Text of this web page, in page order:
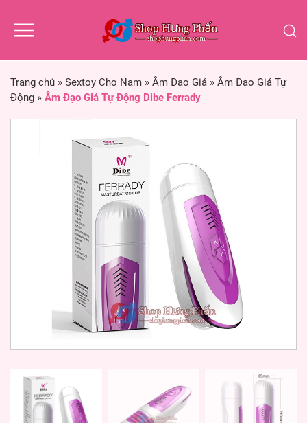
Trang chủ » Sextoy Cho Nam » Âm Đạo Giả » Âm Đạo Giả Tự
Động » Âm Đạo Giả Tự Động Dibe Ferrady